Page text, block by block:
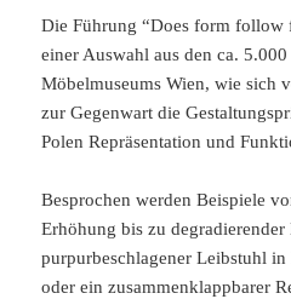
Die Führung “Does form follow
einer Auswahl aus den ca.
Möbelmuseums Wien, wie sich
zur Gegenwart die
Polen Repräsentation und
Besprochen werden Beispiele
Erhöhung bis zu
purpurbeschlagener Leibstuhl in
oder ein zusammenklappbarer